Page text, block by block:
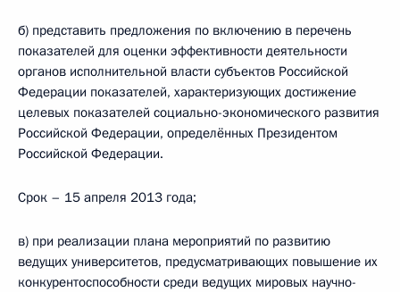
б) представить предложения по включению в перечень
показателей для оценки эффективности деятельности
органов исполнительной власти субъектов Российской
Федерации показателей, характеризующих достижение
целевых показателей социально-экономического развития
Российской Федерации, определённых Президентом
Российской Федерации.
Срок – 15 апреля 2013 года;
в) при реализации плана мероприятий по развитию
ведущих университетов, предусматривающих повышение их
конкурентоспособности среди ведущих мировых научно-